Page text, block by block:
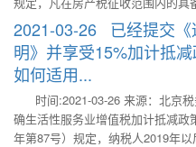
屋相连的地下建筑以及完全建在地
当依照有关规定征收房产税。 上
和维护结构，能够遮风避雨，可供
娱乐、居住或储藏物资的场所。
屋的地下室、地下停车场、商场
视为一个整体，按照地上房屋建筑
2021-03-26 已经提交《
明》并享受15%加计抵
如何适用...
时间:2021-03-26 来源：北京税
确生活性服务业增值税加计抵减
年第87号）规定，纳税人2019年